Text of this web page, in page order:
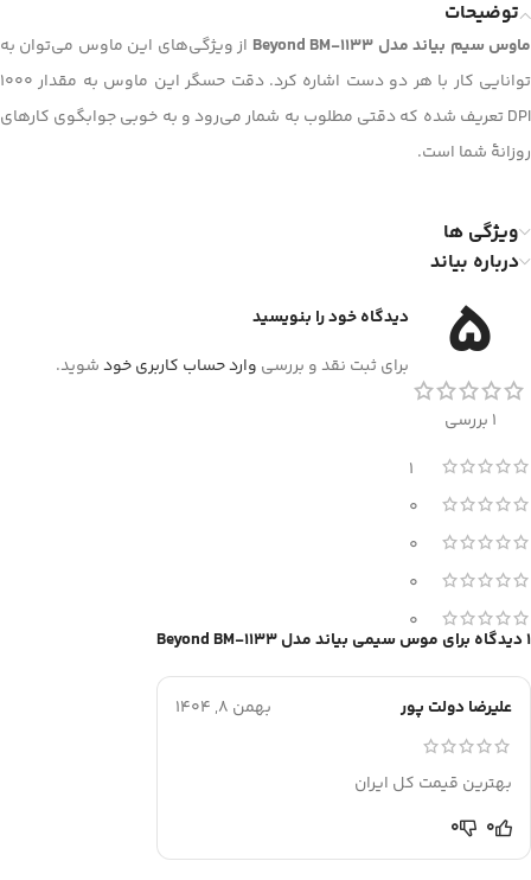
توضیحات
ماوس سیم بیاند مدل Beyond BM-1133
از ویژگی‌های این ماوس می‌توان به
توانایی کار با هر دو دست اشاره کرد. دقت حسگر این ماوس به مقدار 1000
DPI تعریف شده که دقتی مطلوب به شمار می‌رود و به خوبی جوابگوی کارهای
روزانۀ شما است.
ویژگی ها
درباره بیاند
5
1 بررسی
1
0
0
0
0
1 دیدگاه برای موس سیمی بیاند مدل Beyond BM-1133
علیرضا دولت پور بهمن 8, 1404
بهترین قیمت کل ایران
0
0
دیدگاه خود را بنویسید
برای ثبت نقد و بررسی وارد حساب کاربری خودشوید.